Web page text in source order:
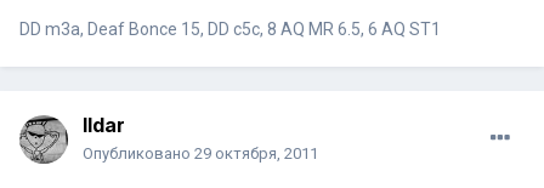
DD m3a, Deaf Bonce 15, DD c5c, 8 AQ MR 6.5, 6 AQ ST1
Ildar
Опубликовано 29 октября, 2011